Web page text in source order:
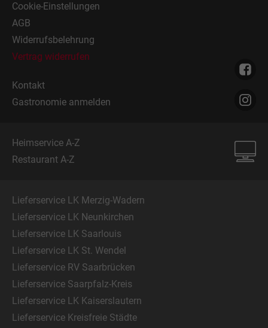
Cookie-Einstellungen
AGB
Widerrufsbelehrung
Vertrag widerrufen
Kontakt
Gastronomie anmelden
Heimservice A-Z
Restaurant A-Z
Lieferservice LK Merzig-Wadern
Lieferservice LK Neunkirchen
Lieferservice LK Saarlouis
Lieferservice LK St. Wendel
Lieferservice RV Saarbrücken
Lieferservice Saarpfalz-Kreis
Lieferservice LK Kaiserslautern
Lieferservice Kreisfreie Städte